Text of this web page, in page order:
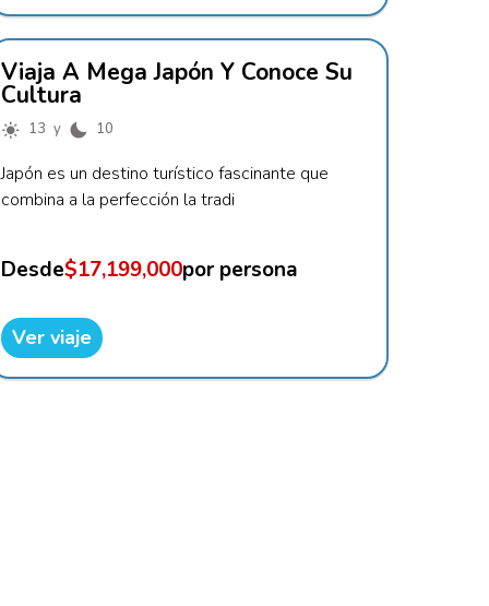
Viaja A Mega Japón Y Conoce Su
Cultura
13 y 10
Japón es un destino turístico fascinante que
combina a la perfección la tradi
Desde$17,199,000por persona
Ver viaje